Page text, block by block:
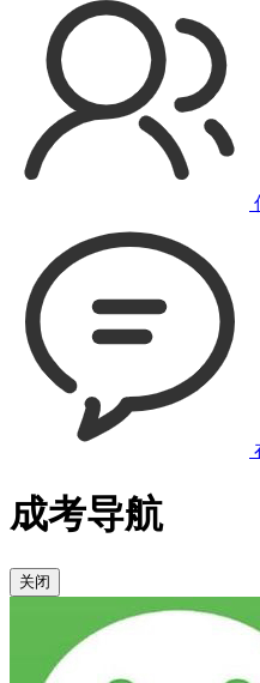
成考导航
关闭